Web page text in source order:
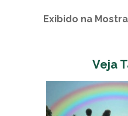
Exibido na
Veja